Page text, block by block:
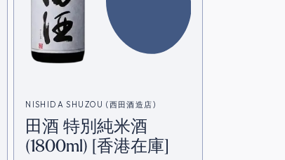
NISHIDA SHUZOU (西田酒造店)
田酒 特別純米酒
(1800ml) [香港在庫]